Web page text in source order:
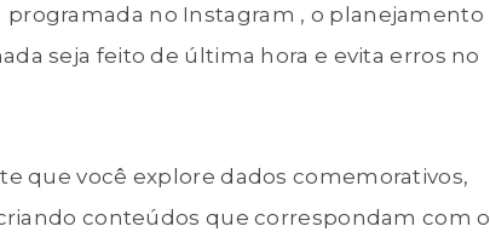
no Instagram , o planejamento
seja feito de última hora e evita erros no
que você explore dados comemorativos,
conteúdos que correspondam com o